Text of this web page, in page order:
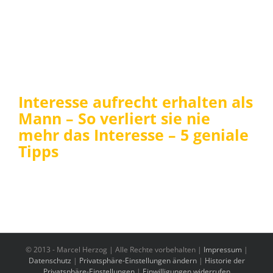
Interesse aufrecht erhalten als
Mann – So verliert sie nie
mehr das Interesse – 5 geniale
Tipps
© 2013 - Marcel Herzog | Alle Rechte vorbehalten | Impressum |
Datenschutz | Privatsphäre-Einstellungen ändern| Historie der